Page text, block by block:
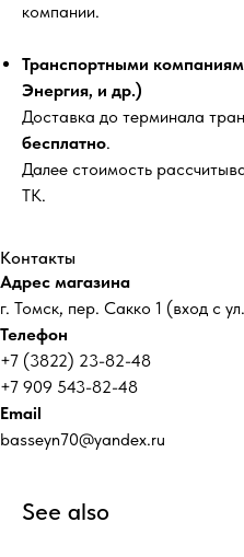
компании.
Транспортными
Энергия, и др.)
Доставка до терминала
бесплатно.
Далее стоимость
ТК.
Контакты
Адрес магазина
г. Томск, пер. Сакко 1 (вход с
Телефон
+7 (3822) 23-82-48
+7 909 543-82-48
Email
basseyn70@yandex.ru
See also